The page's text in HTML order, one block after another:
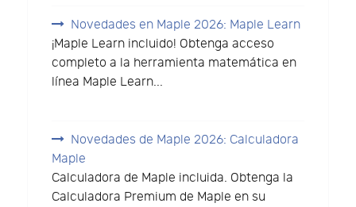
Novedades en Maple 2026: Maple Learn
¡Maple Learn incluido! Obtenga acceso
completo a la herramienta matemática en
línea Maple Learn...
Novedades de Maple 2026: Calculadora
Maple
Calculadora de Maple incluida. Obtenga la
Calculadora Premium de Maple en su